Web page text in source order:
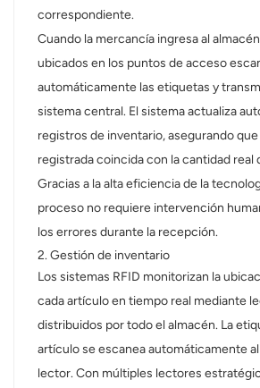
correspondiente.
Cuando la mercancía ingresa al
ubicados en los puntos de acceso
automáticamente las etiquetas y
sistema central. El sistema actualiza
registros de inventario, asegurando
registrada coincida con la cantidad real
Gracias a la alta eficiencia de la
proceso no requiere intervención
los errores durante la recepción.
2. Gestión de inventario
Los sistemas RFID monitorizan la
cada artículo en tiempo real mediante
distribuidos por todo el almacén. La
artículo se escanea automáticamente
lector. Con múltiples lectores